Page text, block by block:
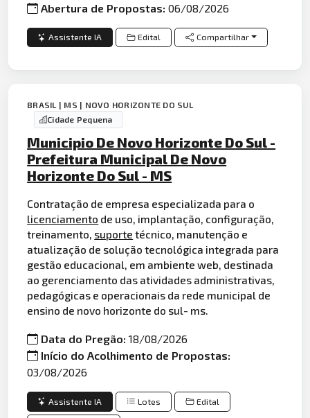
Abertura de Propostas:06/08/2026
Assistente IA Edital Compartilhar
BRASIL | MS | NOVO HORIZONTE DO SUL
Cidade Pequena
Municipio De Novo Horizonte Do Sul -
Prefeitura Municipal De Novo
Horizonte Do Sul - MS
Contratação de empresa especializada para o
licenciamento de uso, implantação, configuração,
treinamento, suporte técnico, manutenção e
atualização de solução tecnológica integrada para
gestão educacional, em ambiente web, destinada
ao gerenciamento das atividades administrativas,
pedagógicas e operacionais da rede municipal de
ensino de novo horizonte do sul- ms.
Data do Pregão:18/08/2026
Início do Acolhimento de Propostas:
03/08/2026
Assistente IA Lotes Edital